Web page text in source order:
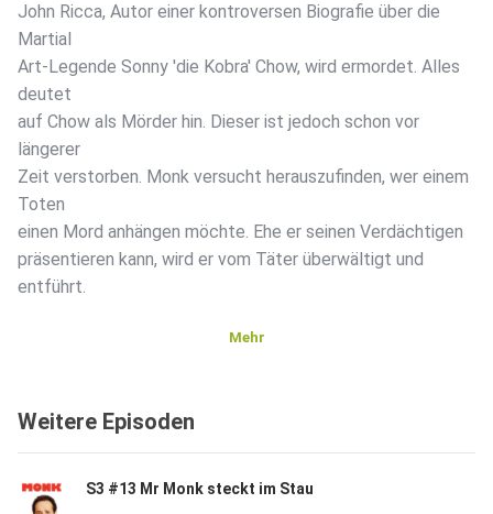
John Ricca, Autor einer kontroversen Biografie über die
Martial
Art-Legende Sonny 'die Kobra' Chow, wird ermordet. Alles
deutet
auf Chow als Mörder hin. Dieser ist jedoch schon vor
längerer
Zeit verstorben. Monk versucht herauszufinden, wer einem
Toten
einen Mord anhängen möchte. Ehe er seinen Verdächtigen
präsentieren kann, wird er vom Täter überwältigt und
entführt.
Mehr
Weitere Episoden
S3 #13 Mr Monk steckt im Stau